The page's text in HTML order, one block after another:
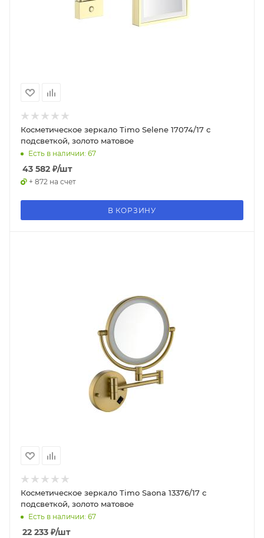
Косметическое зеркало Timo Selene 17074/17 с
подсветкой, золото матовое
Есть в наличии: 67
43 582 ₽/шт
+ 872 на счет
В КОРЗИНУ
Косметическое зеркало Timo Saona 13376/17 с
подсветкой, золото матовое
Есть в наличии: 67
22 233 ₽/шт